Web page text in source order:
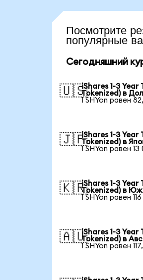
Посмотрите
популярные
Сегодняшний
🇺🇸iShares 1-3 Year
Tokenized) в
1 SHYon равен
🇯🇵iShares 1-3 Year
Tokenized) в
1 SHYon равен
🇰🇷iShares 1-3 Year
Tokenized) в
1 SHYon равен
🇦🇺iShares 1-3 Year
Tokenized) в
1 SHYon равен